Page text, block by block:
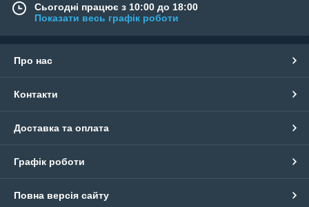
Сьогодні працює з 10:00 до 18:00
Показати весь графік роботи
Про нас
Контакти
Доставка та оплата
Графік роботи
Повна версія сайту